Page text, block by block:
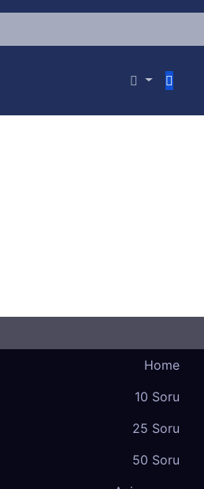
Home
10 Soru
25 Soru
50 Soru